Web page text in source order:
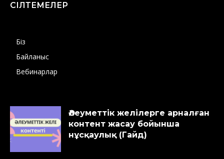
СІЛТЕМЕЛЕР
Біз
Байланыс
Вебинарлар
Әлеуметтік желілерге арналған
контент жасау бойынша
нұсқаулық (Гайд)